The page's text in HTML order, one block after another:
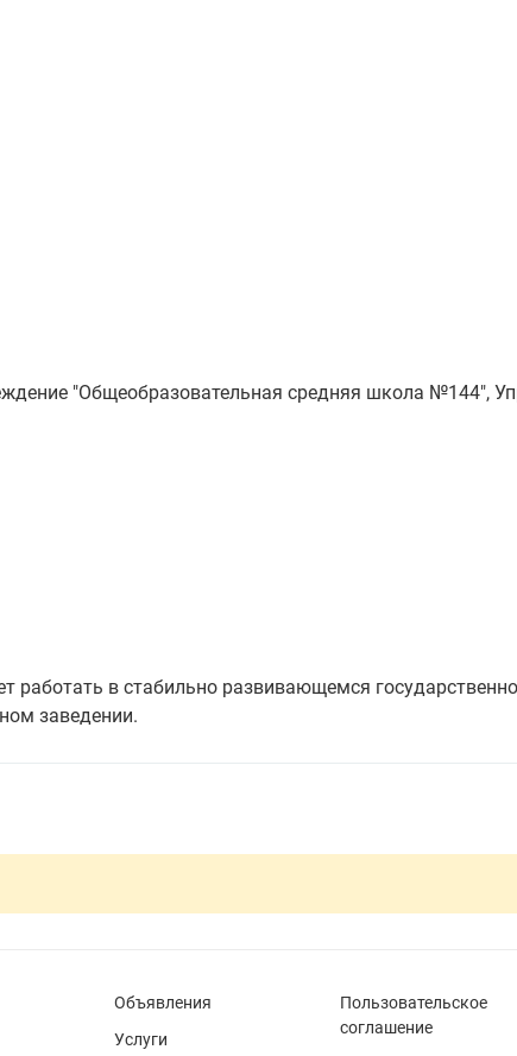
"Общеобразовательная средняя школа №144",
работать в стабильно развивающемся
заведении.
Объявления
Услуги
Пользовательское
соглашение